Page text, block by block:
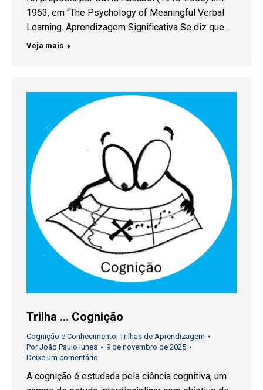
1963, em “The Psychology of Meaningful Verbal
Learning. Aprendizagem Significativa Se diz que…
Veja mais
Trilha … Cognição
Cognição e Conhecimento,Trilhas de Aprendizagem
PorJoão Paulo Iunes
9 de novembro de 2025
Deixe um comentário
A cognição é estudada pela ciência cognitiva, um